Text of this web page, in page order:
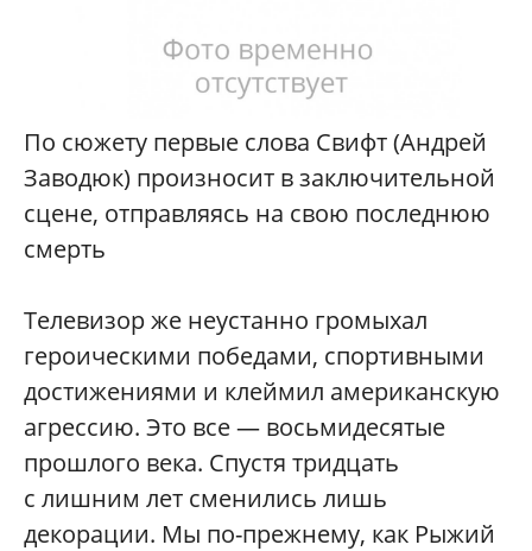
По сюжету первые слова Свифт (Андрей
Заводюк) произносит в заключительной
сцене, отправляясь на свою последнюю
смерть
Телевизор же неустанно громыхал
героическими победами, спортивными
достижениями и клеймил американскую
агрессию. Это все — восьмидесятые
прошлого века. Спустя тридцать
с лишним лет сменились лишь
декорации. Мы по-прежнему, как Рыжий